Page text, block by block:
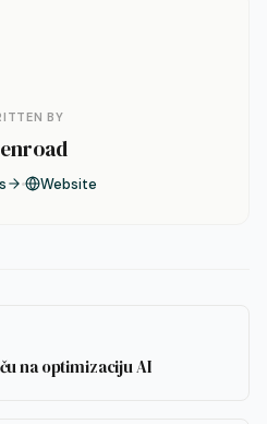
BY
Website
na optimizaciju AI